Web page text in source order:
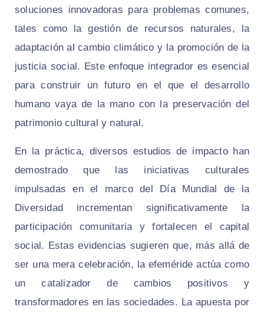
soluciones innovadoras para problemas comunes,
tales como la gestión de recursos naturales, la
adaptación al cambio climático y la promoción de la
justicia social. Este enfoque integrador es esencial
para construir un futuro en el que el desarrollo
humano vaya de la mano con la preservación del
patrimonio cultural y natural.
En la práctica, diversos estudios de impacto han
demostrado que las iniciativas culturales
impulsadas en el marco del Día Mundial de la
Diversidad incrementan significativamente la
participación comunitaria y fortalecen el capital
social. Estas evidencias sugieren que, más allá de
ser una mera celebración, la efeméride actúa como
un catalizador de cambios positivos y
transformadores en las sociedades. La apuesta por